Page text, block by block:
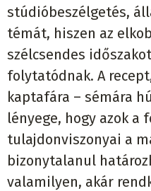
stúdióbeszélgetés,
témát, hiszen az
szélcsendes
folytatódnak. A
kaptafára – sémára
lényege, hogy azok
tulajdonviszonyai a
bizonytalanul
valamilyen, akár